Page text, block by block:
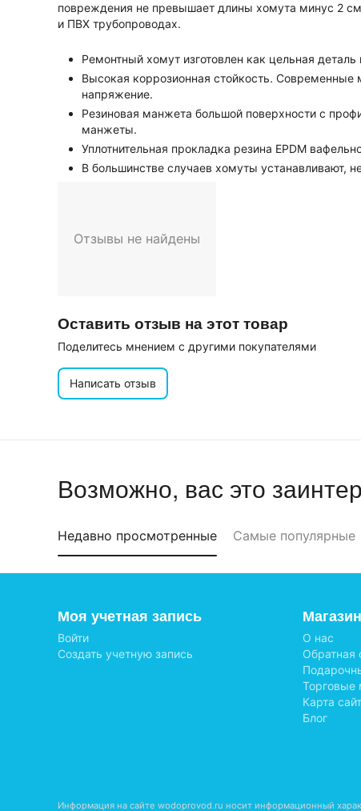
повреждения не превышает длины хомута минус 2
и ПВХ трубопроводах.
Ремонтный хомут изготовлен как цельная
Высокая коррозионная стойкость. Современные
напряжение.
Резиновая манжета большой поверхности с
манжеты.
Уплотнительная прокладка резина EPDM
В большинстве случаев хомуты устанавливают,
Отзывы не найдены
Оставить отзыв на этот товар
Поделитесь мнением с другими покупателями
Написать отзыв
Возможно, вас это
Недавно просмотренные Самые популярные
Моя учетная запись
Войти
Создать учетную запись
Магазин
О нас
Обратная
Торговые
Карта
Блог
Информация на сайте wodoprovod.ru носит информационный